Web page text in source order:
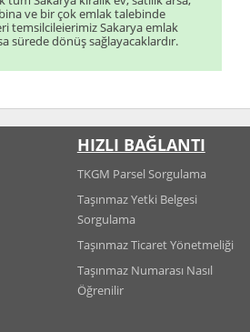
ve bir çok emlak talebinde
temsilcileierimiz Sakarya emlak
sürede dönüş sağlayacaklardır.
HIZLI BAĞLANTI
TKGM Parsel Sorgulama
Taşınmaz Yetki Belgesi
Sorgulama
Taşınmaz Ticaret Yönetmeliği
Taşınmaz Numarası Nasıl
Öğrenilir